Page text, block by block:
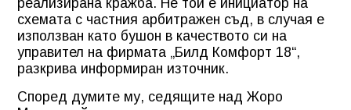
реализирана кражба. Не той е инициатор на
схемата с частния арбитражен съд, в случая е
използван като бушон в качеството си на
управител на фирмата „Билд Комфорт 18“,
разкрива информиран източник.
Според думите му, седящите над Жоро